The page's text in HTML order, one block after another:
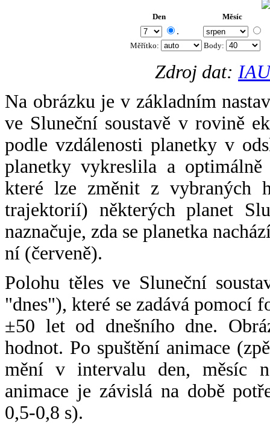
Den Měsíc
.
Měřítko: Body:
Zdroj dat:
Na obrázku je v základním
ve Sluneční soustavě v rovině
podle vzdálenosti planetky v
planetky vykreslila a
které lze změnit z vybraných
trajektorií) některých planet
naznačuje, zda se planetka
ní (červeně).
Polohu těles ve Sluneční
"dnes"), které se zadává pomocí
±50 let od dnešního dne.
hodnot. Po spuštění animace
mění v intervalu den, měsíc
animace je závislá na době
0,5-0,8 s).